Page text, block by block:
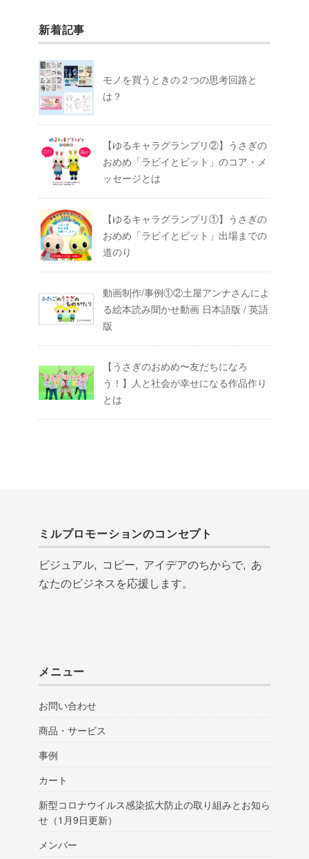
新着記事
モノを買うときの２つの思考回路と
は？
【ゆるキャラグランプリ②】うさぎの
おめめ「ラビイとビット」のコア・メ
ッセージとは
【ゆるキャラグランプリ①】うさぎの
おめめ「ラビイとビット」出場までの
道のり
動画制作/事例①②土屋アンナさんによ
る絵本読み聞かせ動画 日本語版 / 英語
版
【うさぎのおめめ〜友だちになろ
う！】人と社会が幸せになる作品作り
とは
ミルプロモーションのコンセプト
ビジュアル, コピー, アイデアのちからで, あ
なたのビジネスを応援します。
メニュー
お問い合わせ
商品・サービス
事例
カート
新型コロナウイルス感染拡大防止の取り組みとお知ら
せ（1月9日更新）
メンバー